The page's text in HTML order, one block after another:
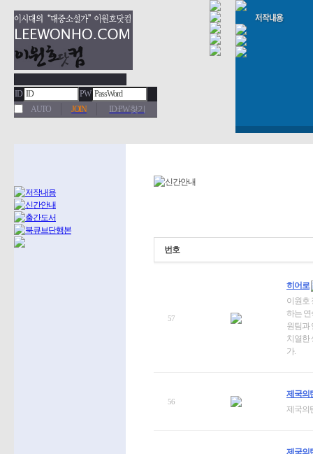
ID
PW
AUTO
JOIN ID·PW 찾기
번호
57
히어로
이원호
하는 연
원팀과
치열한
가.
56
제국의
제국의
제국의